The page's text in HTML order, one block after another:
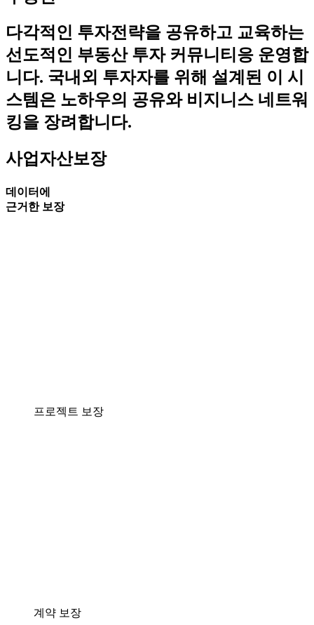
다각적인 투자전략을 공유하고 교육하는
선도적인 부동산 투자 커뮤니티응 운영합
니다. 국내외 투자자를 위해 설계된 이 시
스템은 노하우의 공유와 비지니스 네트워
킹을 장려합니다.
사업자산보장
데이터에
근거한 보장
프로젝트 보장
계약 보장